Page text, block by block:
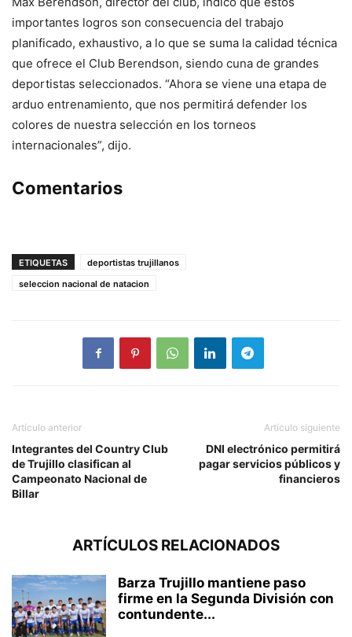
importantes logros son consecuencia del trabajo
planificado, exhaustivo, a lo que se suma la calidad técnica
que ofrece el Club Berendson, siendo cuna de grandes
deportistas seleccionados. “Ahora se viene una etapa de
arduo entrenamiento, que nos permitirá defender los
colores de nuestra selección en los torneos
internacionales”, dijo.
Comentarios
ETIQUETAS
deportistas trujillanos
seleccion nacional de natacion
Artículo anterior
Integrantes del Country Club
de Trujillo clasifican al
Campeonato Nacional de
Billar
Artículo siguiente
DNI electrónico permitirá
pagar servicios públicos y
financieros
ARTÍCULOS RELACIONADOS
Barza Trujillo mantiene paso
firme en la Segunda División con
contundente...